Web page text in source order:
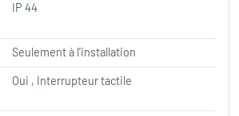
IP 44
Seulement à l'installation
Oui , Interrupteur tactile